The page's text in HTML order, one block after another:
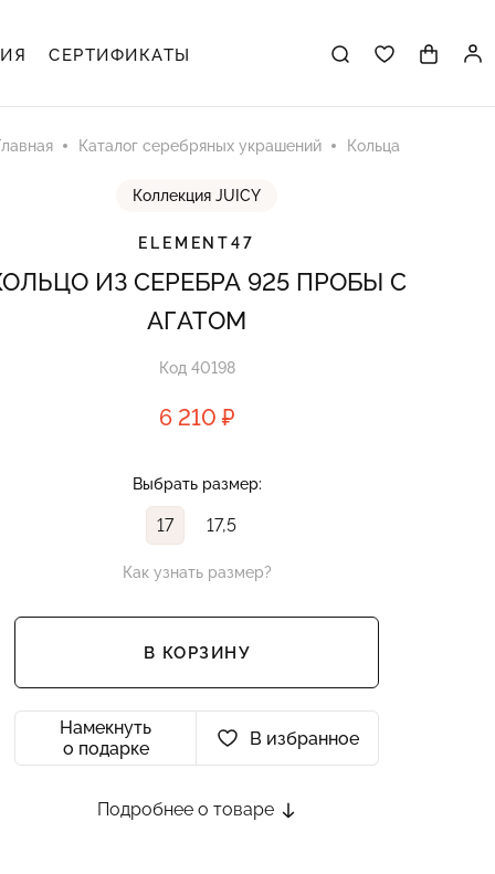
СЕРТИФИКАТЫ
Каталог серебряных украшений Кольца
Коллекция JUICY
ELEMENT47
ИЗ СЕРЕБРА 925 ПРОБЫ С
АГАТОМ
Код 40198
6 210 ₽
Выбрать размер:
17 17,5
Как узнать размер?
В КОРЗИНУ
Намекнуть
о подарке
В избранное
Подробнее о товаре